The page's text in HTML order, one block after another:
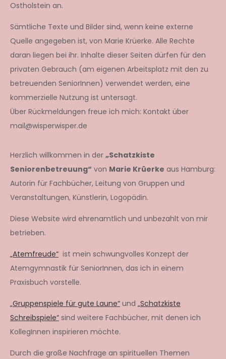
Ostholstein an.
Sämtliche Texte und Bilder sind, wenn keine externe
Quelle angegeben ist, von Marie Krüerke. Alle Rechte
daran liegen bei ihr. Inhalte dieser Seiten dürfen für den
privaten Gebrauch (am eigenen Arbeitsplatz mit den zu
betreuenden SeniorInnen) verwendet werden, eine
kommerzielle Nutzung ist untersagt.
Über Rückmeldungen freue ich mich: Kontakt über
mail@wisperwisper.de
Herzlich willkommen in der „Schatzkiste
Seniorenbetreuung“ von Marie Krüerke aus Hamburg:
Autorin für Fachbücher, Leitung von Gruppen und
Veranstaltungen, Künstlerin, Logopädin.
Diese Website wird ehrenamtlich und unbezahlt von mir
betrieben.
„Atemfreude“ ist mein schwungvolles Konzept der
Atemgymnastik für SeniorInnen, das ich in einem
Praxisbuch vorstelle.
„Gruppenspiele für gute Laune“ und „Schatzkiste
Schreibspiele“ sind weitere Fachbücher, mit denen ich
KollegInnen inspirieren möchte.
Durch die große Nachfrage an spirituellen Themen